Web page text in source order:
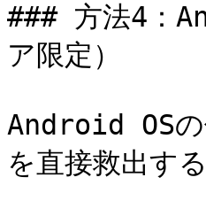
### 方法4：
ア限定）
Android OSの
を直接救出す